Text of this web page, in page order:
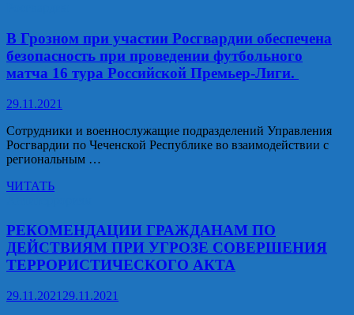
фиксирует
сообщения
жителей
по
дорог
В Грозном при участии Росгвардии обеспечена
безопасность при проведении футбольного
матча 16 тура Российской Премьер-Лиги.
29.11.2021
Сотрудники и военнослужащие подразделений Управления
Росгвардии по Чеченской Республике во взаимодействии с
региональным …
В
участии
Росгвардии
обеспечена
безопасность
проведении
ЧИТАТЬ
РЕКОМЕНДАЦИИ ГРАЖДАНАМ ПО
ДЕЙСТВИЯМ ПРИ УГРОЗЕ СОВЕРШЕНИЯ
ТЕРРОРИСТИЧЕСКОГО АКТА
29.11.2021 29.11.2021